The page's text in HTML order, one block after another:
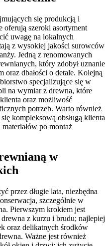
się produkcją i
oferują szeroki asortyment
uwagę na lokalnych
z wysokiej jakości surowców
Jedną z renomowanych
który zdobył uznanie
dbałości o detale. Kolejną
specjalizujące się w
na wymiar z drewna, które
oraz możliwość
potrzeb. Warto również
kompleksową obsługą klienta
po montaż
w
przez długie lata, niezbędna
szczególnie w
Pierwszym krokiem jest
z kurzu i brudu; najlepiej
oraz delikatnych środków
Ważne jest również